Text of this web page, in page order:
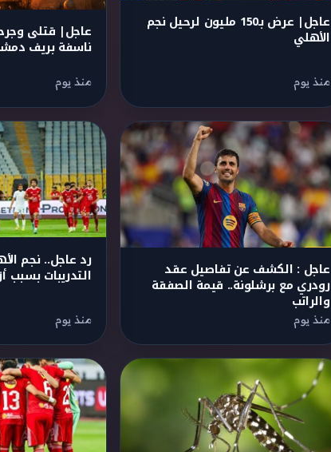
عاجل| عرض بـ150 مليون لرحيل نجم
الأهلي
منذ يوم
عاجل| قتلى
ناسفة بريف
منذ يوم
عاجل : الكشف عن تفاصيل عقد
رودري مع برشلونة.. قيمة الصفقة
والراتب
منذ يوم
رد عاجل.. نجم
التدريبات بسبب
منذ يوم